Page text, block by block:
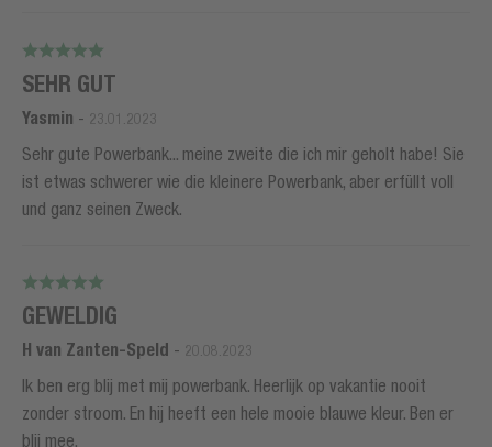
SEHR GUT
Yasmin - 23.01.2023
Sehr gute Powerbank... meine zweite die ich mir geholt habe! Sie
ist etwas schwerer wie die kleinere Powerbank, aber erfüllt voll
und ganz seinen Zweck.
GEWELDIG
H van Zanten-Speld - 20.08.2023
Ik ben erg blij met mij powerbank. Heerlijk op vakantie nooit
zonder stroom. En hij heeft een hele mooie blauwe kleur. Ben er
blij mee.